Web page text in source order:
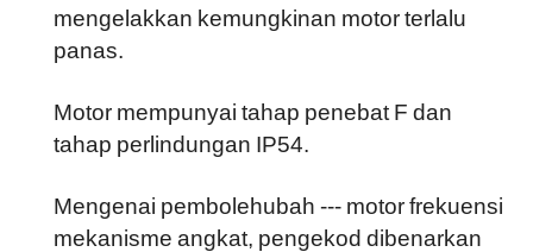
mengelakkan kemungkinan motor terlalu
panas.
Motor mempunyai tahap penebat F dan
tahap perlindungan IP54.
Mengenai pembolehubah --- motor frekuensi
mekanisme angkat, pengekod dibenarkan